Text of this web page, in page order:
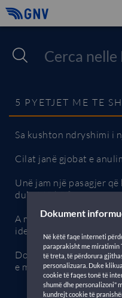
5 PYETJET ME TE
Sa kushton ndryshimi i
Cilat janë gjobat e
Unë jam një pasagjer
duhet të bëj?
A mund të hipem nëse
identitetit?
Do të doja të rezervoja
e makinës, si duhet të
Dokument
Në këtë faqe interneti
paraprakisht me miratimin
të treta, të përdorura
personalizuara. Duke
cookie të faqes tonë të
shumë dhe personalizoni"
kundrejt cookie të